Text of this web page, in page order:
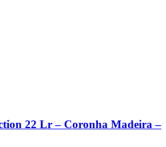
22 Lr – Coronha Madeira –